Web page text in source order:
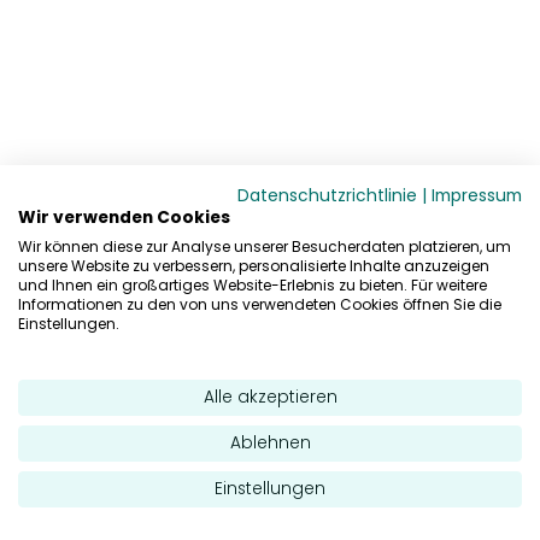
Datenschutzrichtlinie | Impressum
Wir verwenden Cookies
Wir können diese zur Analyse unserer Besucherdaten platzieren, um
unsere Website zu verbessern, personalisierte Inhalte anzuzeigen
und Ihnen ein großartiges Website-Erlebnis zu bieten. Für weitere
Informationen zu den von uns verwendeten Cookies öffnen Sie die
Einstellungen.
Alle akzeptieren
Ablehnen
Einstellungen